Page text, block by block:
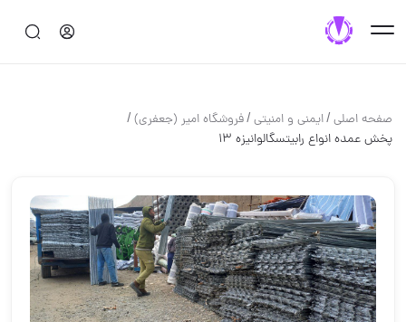
صفحه اصلی/ایمنی و امنیتی/فروشگاه امیر (جعفری)/
پخش عمده انواع رابیتسگالوانیزه 13